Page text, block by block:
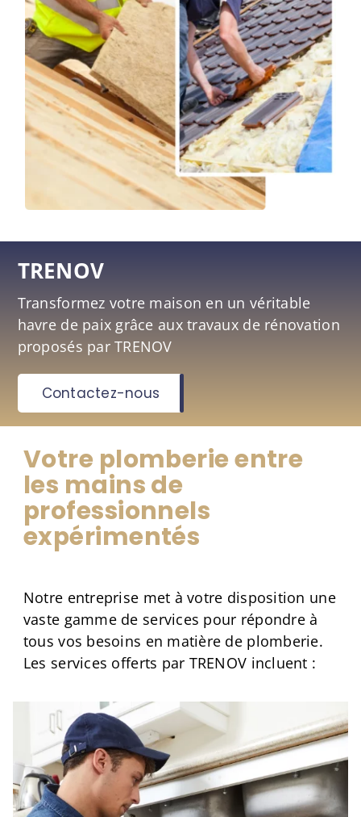
TRENOV
Transformez votre maison en un véritable
havre de paix grâce aux travaux de rénovation
proposés par TRENOV
Contactez-nous
Votre plomberie entre
les mains de
professionnels
expérimentés
Notre entreprise met à votre disposition une
vaste gamme de services pour répondre à
tous vos besoins en matière de plomberie.
Les services offerts par TRENOV incluent :